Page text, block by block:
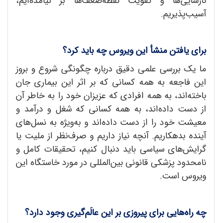
آسیب‌پذیریم.
برای یافتن منشأ این ويروس چه باید کرد؟
ما یک بررسی علمی دقیق درباره چگونگی شروع و بروز
این فاجعه به همه کسانی که بر اثر این بیماری جان
باخته‌اند، به همه افرادی که عزیزان خود را به خاطر آن
از دست داده‌اند، به همه کسانی که شغل و درآمد و
معیشت خود را از دست داده‌اند و به‌ویژه به نسل‌های
آینده بدهکاریم. آنچه نیاز داریم و صرف‌نظر از ملیت یا
گرایش‌های سیاسی باید دنبال کنیم، تحقیقات کامل و
نامحدود پزشکی قانونی بین‌المللی در مورد خاستگاه این
ویروس است.
چه راههایی برای پیروزی بر این عالَمگیری وجود دارد؟